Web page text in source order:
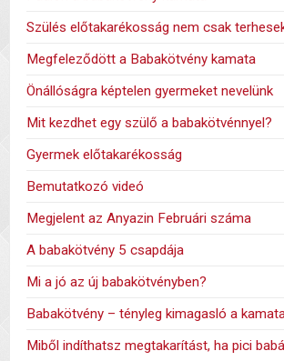
Szülés előtakarékosság nem csak
Megfeleződött a Babakötvény kamata
Önállóságra képtelen gyermeket nevelünk
Mit kezdhet egy szülő a babakötvénnyel?
Gyermek előtakarékosság
Bemutatkozó videó
Megjelent az Anyazin Februári száma
A babakötvény 5 csapdája
Mi a jó az új babakötvényben?
Babakötvény – tényleg kimagasló a
Miből indíthatsz megtakarítást, ha pici